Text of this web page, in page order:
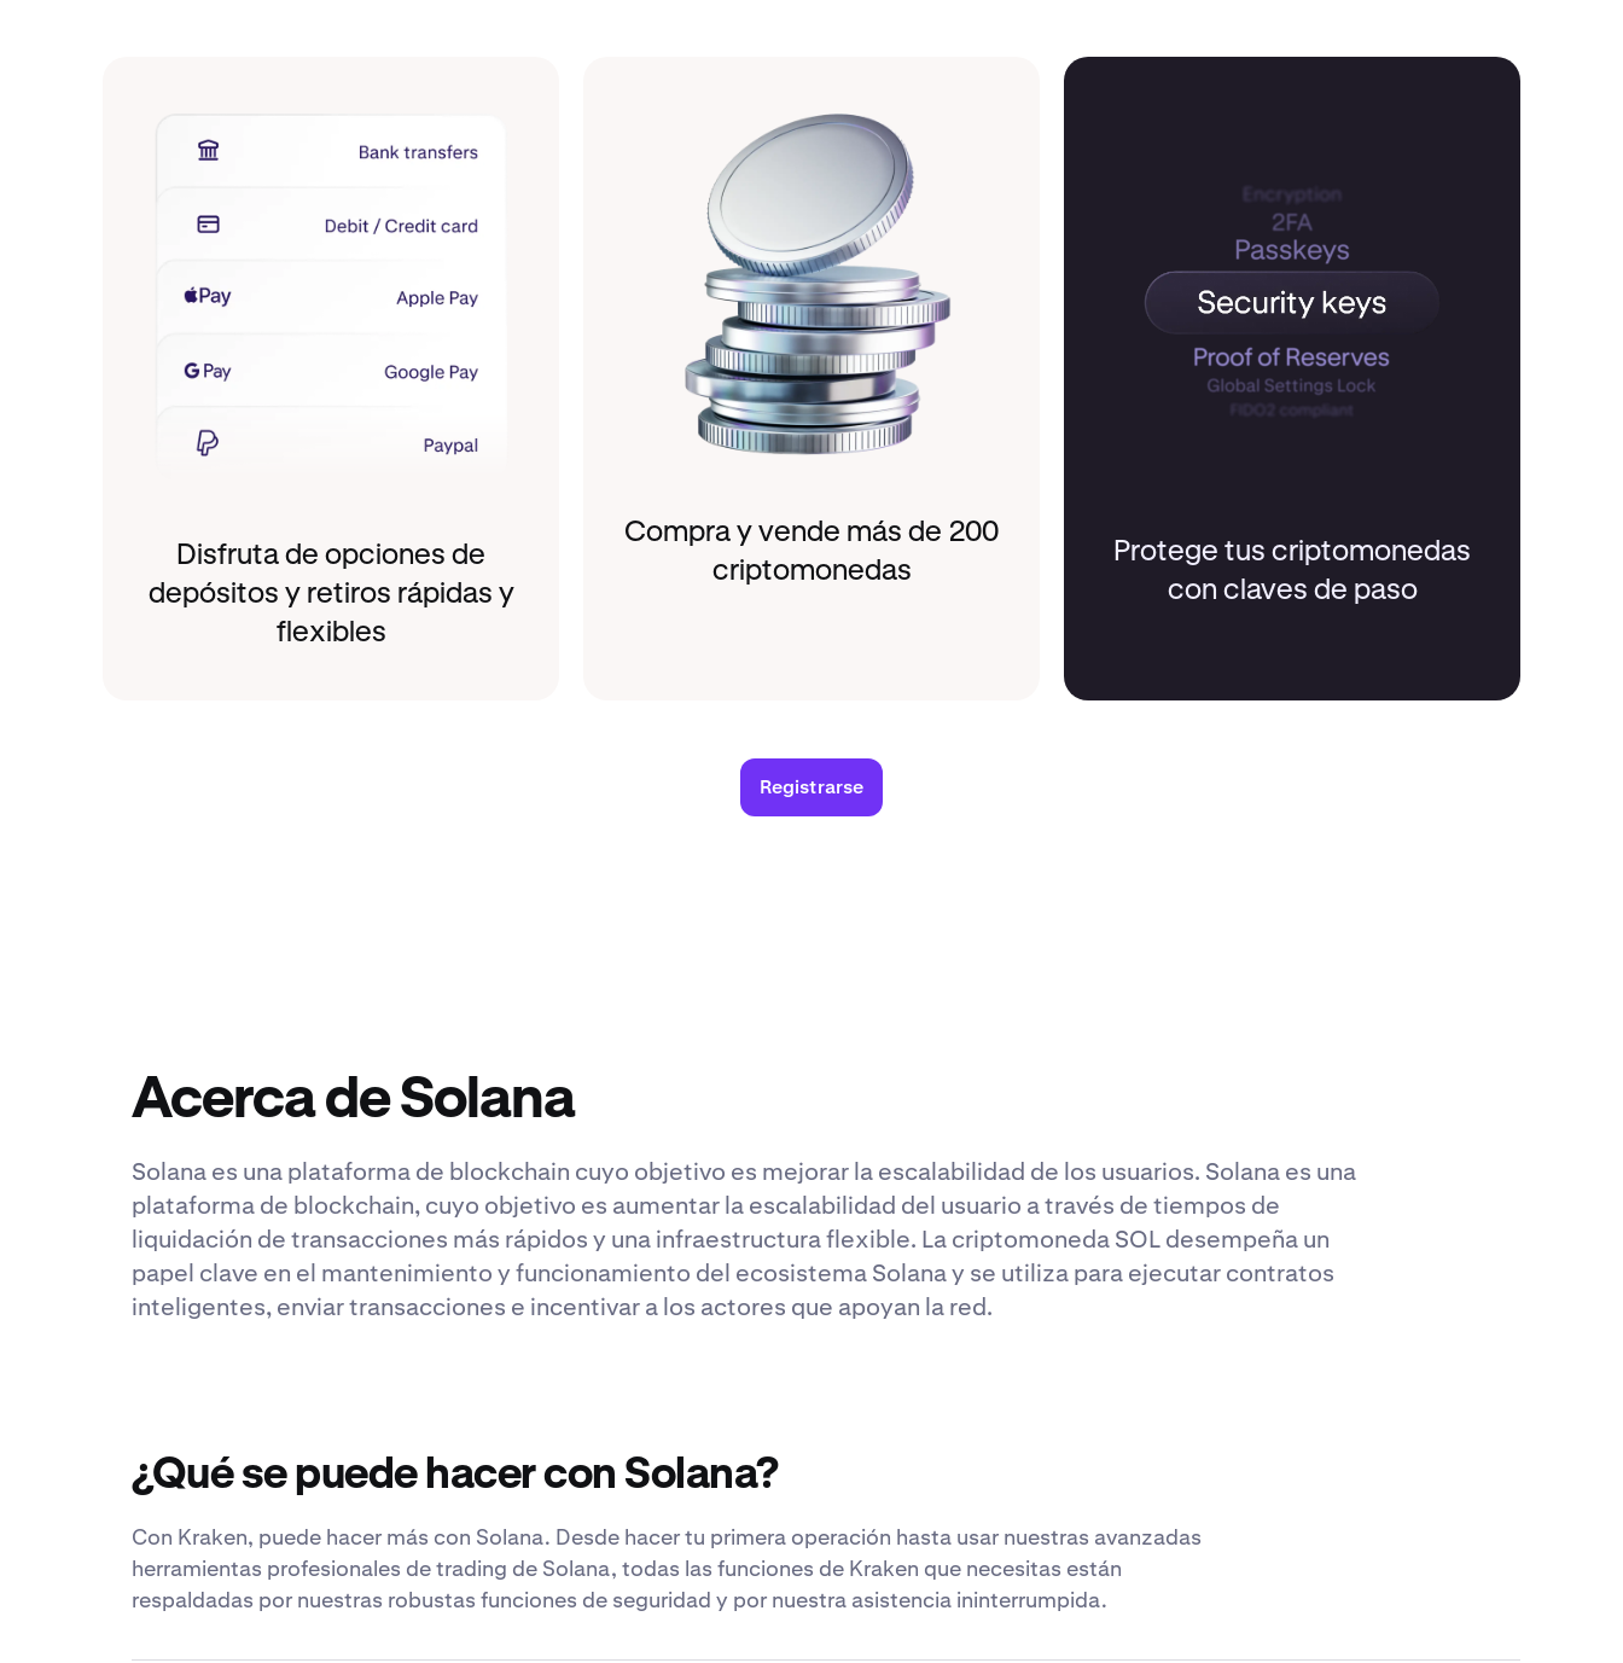
Disfruta de opciones de
depósitos y retiros rápidas y
flexibles
Compra y vende más de 200
criptomonedas
Protege tus criptomonedas
con claves de paso
Registrarse
Acerca de Solana
Solana es una plataforma de blockchain cuyo objetivo es mejorar la escalabilidad de los usuarios. Solana es una
plataforma de blockchain, cuyo objetivo es aumentar la escalabilidad del usuario a través de tiempos de
liquidación de transacciones más rápidos y una infraestructura flexible. La criptomoneda SOL desempeña un
papel clave en el mantenimiento y funcionamiento del ecosistema Solana y se utiliza para ejecutar contratos
inteligentes, enviar transacciones e incentivar a los actores que apoyan la red.
¿Qué se puede hacer con Solana?
Con Kraken, puede hacer más con Solana. Desde hacer tu primera operación hasta usar nuestras avanzadas
herramientas profesionales de trading de Solana, todas las funciones de Kraken que necesitas están
respaldadas por nuestras robustas funciones de seguridad y por nuestra asistencia ininterrumpida.